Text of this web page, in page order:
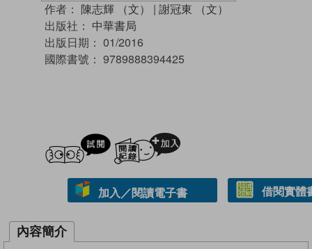
作者： 陳志輝 （文） | 謝冠東 （文）
出版社： 中華書局
出版日期： 01/2016
國際書號： 9789888394425
試閲
加入／閱讀電子書 借閱實體
內容簡介